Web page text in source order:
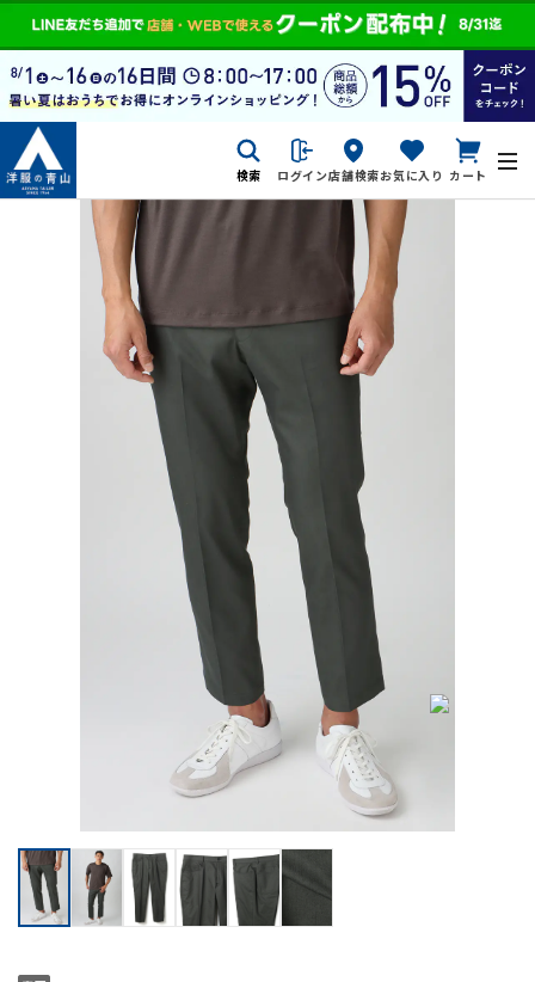
検索 ログイン店舗検索お気に入り カート